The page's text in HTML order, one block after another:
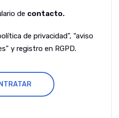
de contacto.
de privacidad”, “aviso
y registro en RGPD.